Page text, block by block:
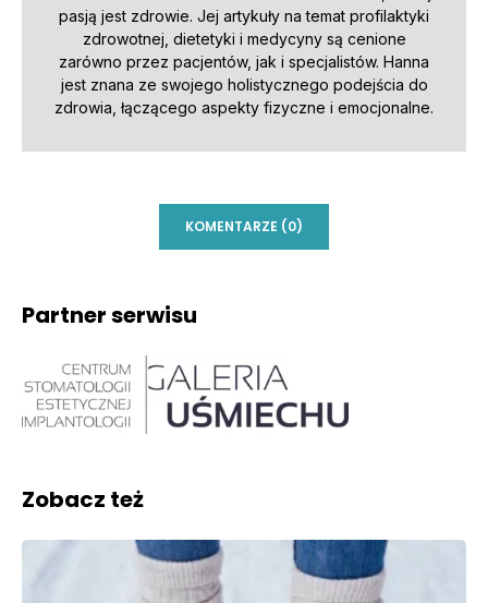
pasją jest zdrowie. Jej artykuły na temat profilaktyki
zdrowotnej, dietetyki i medycyny są cenione
zarówno przez pacjentów, jak i specjalistów. Hanna
jest znana ze swojego holistycznego podejścia do
zdrowia, łączącego aspekty fizyczne i emocjonalne.
KOMENTARZE (0)
Partner serwisu
Zobacz też